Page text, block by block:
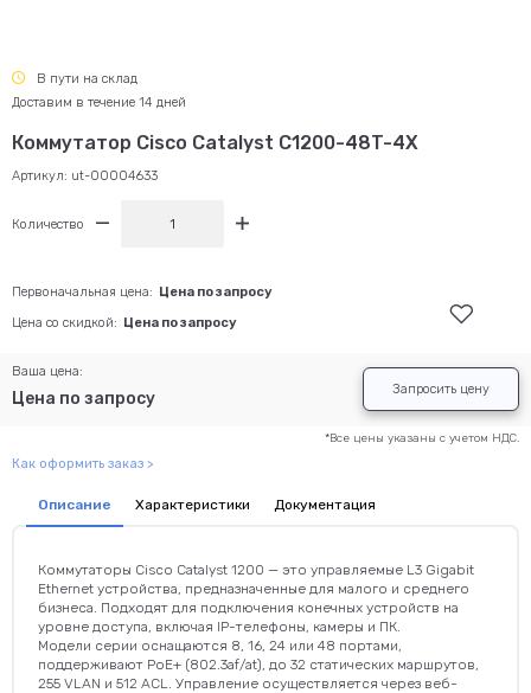
Коммутатор Cisco Catalyst C1200-48T-4X
Артикул: ut-00004633
В пути на склад
Доставим в течение 14 дней
Количество
Ваша цена:
Цена по запросу
Первоначальная цена: Цена по запросу
Цена со скидкой: Цена по запросу
*Все цены указаны с учетом НДС.
Запросить цену
Как оформить заказ >
Описание Характеристики Документация
Коммутаторы Cisco Catalyst 1200 — это управляемые L3 Gigabit
Ethernet устройства, предназначенные для малого и среднего
бизнеса. Подходят для подключения конечных устройств на
уровне доступа, включая IP-телефоны, камеры и ПК.
Модели серии оснащаются 8, 16, 24 или 48 портами,
поддерживают PoE+ (802.3af/at), до 32 статических маршрутов,
255 VLAN и 512 ACL. Управление осуществляется через веб-